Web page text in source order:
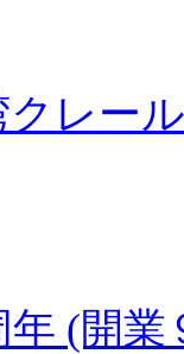
クレー
年 (